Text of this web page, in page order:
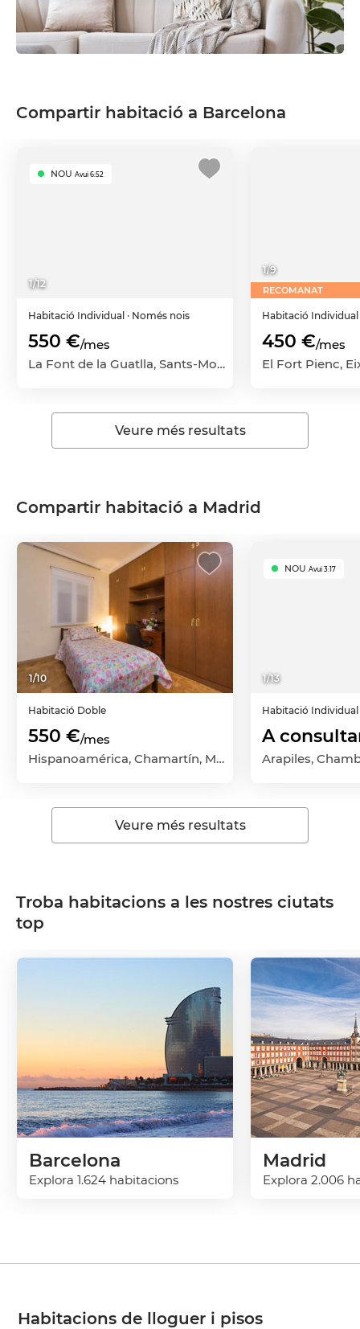
Compartir habitació a Barcelona
1/12
NOU Avui 6:52
Habitació Individual · Només nois
550 €/mes
La Font de la Guatlla, Sants-Montjuïc, Barcelona Capital, Barcelona
1/9
RECOMANAT
Habitació Individual
450 €/mes
Veure més resultats
Compartir habitació a Madrid
1/10
Habitació Doble
550 €/mes
Hispanoamérica, Chamartín, Madrid Capital, Madrid
1/13
NOU Avui 3:17
Habitació Individual
A
Veure més resultats
Troba habitacions a les nostres ciutats
top
Barcelona
Explora 1.624 habitacions
Madrid
Explora 2.006
Habitacions de lloguer i pisos